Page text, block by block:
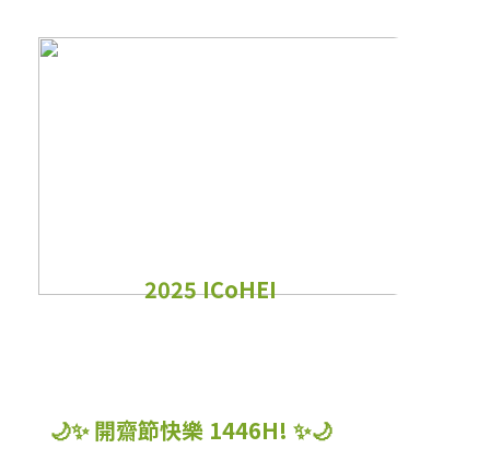
2025 ICoHEI
🌙✨ 開齋節快樂 1446H! ✨🌙